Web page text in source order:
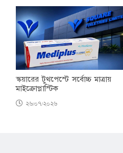
স্কয়ারের টুথপেস্টে সর্বোচ্চ মাত্রায়
মাইক্রোপ্লাস্টিক
২৬/০৭/২০২৬